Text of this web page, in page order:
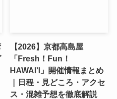
【2026】京都高島屋
「Fresh！Fun！
HAWAI’I」開催情報まとめ
｜日程・見どころ・アクセ
ス・混雑予想を徹底解説